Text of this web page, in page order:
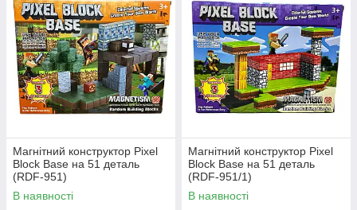
Магнітний конструктор Pixel
Block Base на 51 деталь
(RDF-951)
В наявності
Магнітний конструктор Pixel
Block Base на 51 деталь
(RDF-951/1)
В наявності